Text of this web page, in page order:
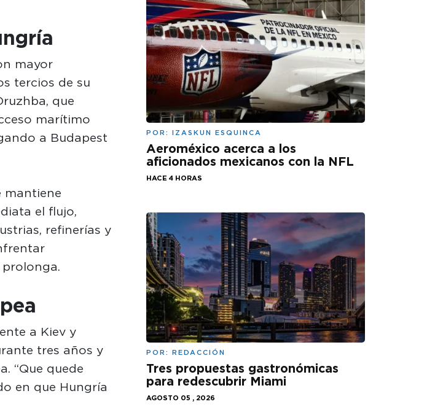
mayor
tercios de su
que
marítimo
a Budapest
mantiene
el flujo,
refinerías y
a Kiev y
tres años y
“Que quede
en que Hungría
POR: IZASKUN ESQUINCA
Aeroméxico acerca a los
aficionados mexicanos con la NFL
HACE 4 HORAS
POR: REDACCIÓN
Tres propuestas gastronómicas
para redescubrir Miami
AGOSTO 05 , 2026